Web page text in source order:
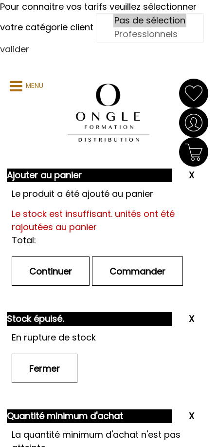
Pour connaitre vos tarifs veuillez sélectionner
votre catégorie client
valider
MENU
Ajouter au panier
Le produit a été ajouté au panier
Le stock est insuffisant. unités ont été
rajoutées au panier
Total:
Stock épuisé.
En rupture de stock
Quantité minimum d'achat
La quantité minimum d'achat n'est pas